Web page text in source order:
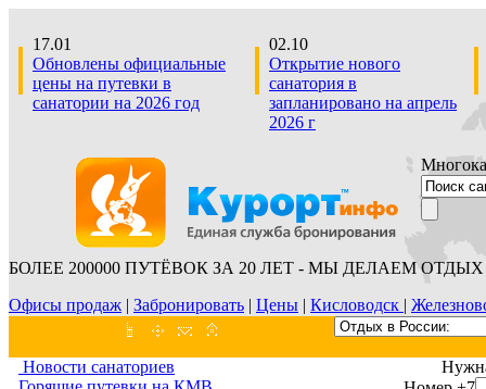
17.01
Обновлены официальные
цены на путевки в
санатории на 2026 год
02.10
Открытие нового
санатория в
запланировано на апрель
2026 г
БОЛЕЕ 200000 ПУТЁВОК ЗА 20 ЛЕТ - МЫ ДЕЛАЕМ ОТДЫХ
Офисы продаж | Забронировать | Цены | Кисловодск |
Новости санаториев